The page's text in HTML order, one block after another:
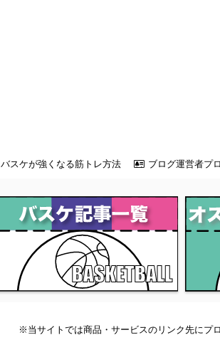
バスケが強くなる筋トレ方法 ブログ運営者プ
※当サイトでは商品・サービスのリンク先にプ